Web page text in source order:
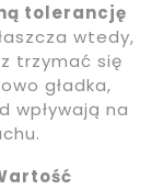
tolerancję
wtedy,
trzymać się
gładka,
wpływają na